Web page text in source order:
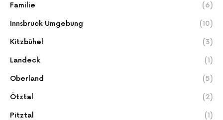
Familie (6)
Innsbruck Umgebung (10)
Kitzbühel (3)
Landeck (1)
Oberland (5)
Ötztal (2)
Pitztal (1)